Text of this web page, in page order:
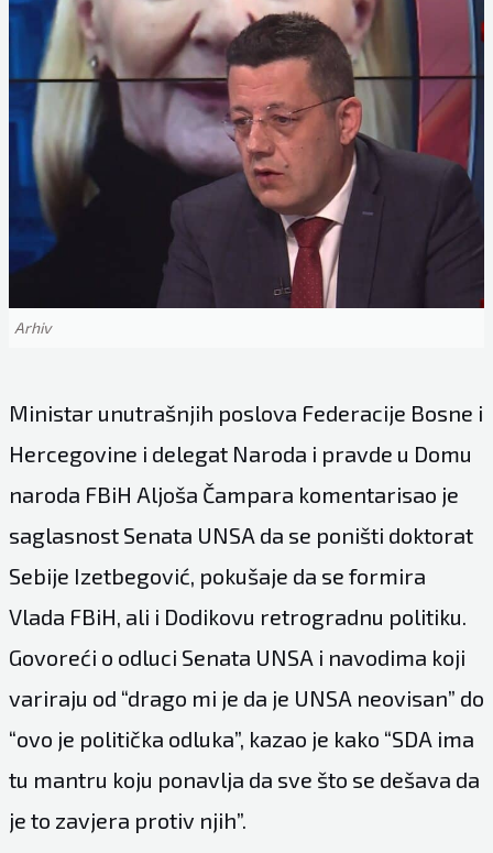
Arhiv
Ministar unutrašnjih poslova Federacije Bosne i
Hercegovine i delegat Naroda i pravde u Domu
naroda FBiH Aljoša Čampara komentarisao je
saglasnost Senata UNSA da se poništi doktorat
Sebije Izetbegović, pokušaje da se formira
Vlada FBiH, ali i Dodikovu retrogradnu politiku.
Govoreći o odluci Senata UNSA i navodima koji
variraju od “drago mi je da je UNSA neovisan” do
“ovo je politička odluka”, kazao je kako “SDA ima
tu mantru koju ponavlja da sve što se dešava da
je to zavjera protiv njih”.